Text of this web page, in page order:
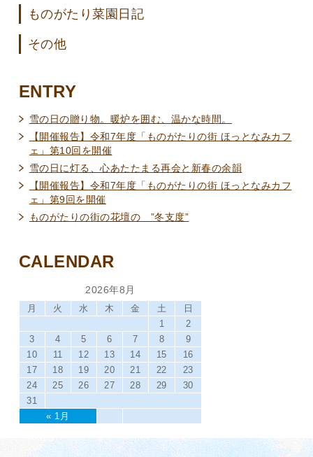
ものがたり菜園日記
その他
ENTRY
雪の日の贈り物。暖炉を囲む、温かな時間。
【開催報告】令和7年度「ものがたりの街 ほっとなみカフ
ェ」第10回を開催
雪の日に灯る、心あたたまる再会と新春の余韻
【開催報告】令和7年度「ものがたりの街 ほっとなみカフ
ェ」第9回を開催
ものがたりの街の花壇の ”冬支度”
CALENDAR
2026年8月
月 火 水 木 金 土 日
« 1月
1
2
3
4 5 6 7 8
9
10
11 12 13 14 15
16
17
18 19 20 21 22
23
24
25 26 27 28 29
30
31